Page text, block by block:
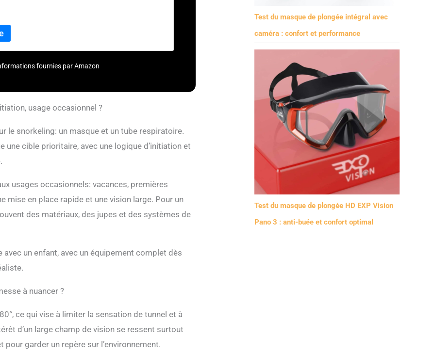
est fabriquée en verre trempé, solide et anti-
vos yeux en toute sécurité. C'est le meilleur
fournies par Amazon
usage occasionnel ?
le snorkeling: un masque et un tube respiratoire.
une cible prioritaire, avec une logique d’initiation et
usages occasionnels: vacances, premières
mise en place rapide et une vision large. Pour un
des matériaux, des jupes et des systèmes de
un enfant, avec un équipement complet dès
à nuancer ?
ce qui vise à limiter la sensation de tunnel et à
d’un large champ de vision se ressent surtout
garder un repère sur l’environnement.
Test du masque de plongée intégral avec
caméra : confort et performance
Test du masque de plongée HD EXP Vision
Pano 3 : anti-buée et confort optimal